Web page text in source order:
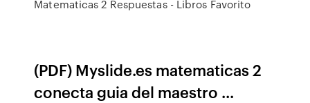
Matematicas 2 Respuestas - Libros Favorito
(PDF) Myslide.es matematicas 2
conecta guia del maestro ...